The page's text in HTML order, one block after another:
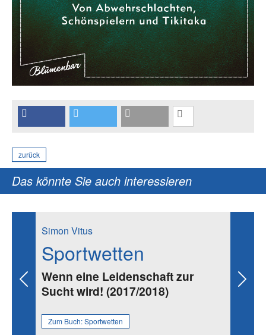
zurück
Das könnte Sie auch interessieren
Simon Vitus
Sportwetten
Wenn eine Leidenschaft zur
Sucht wird! (2017/2018)
Zum Buch:Sportwetten
Previous Next